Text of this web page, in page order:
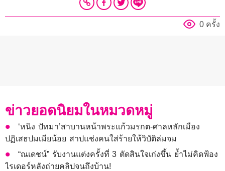
0 ครั้ง
ข่าวยอดนิยมในหมวดหมู่
‘หนิง ปัทมา’สาบานหน้าพระแก้วมรกต-ศาลหลักเมือง
ปฏิเสธปมเมียน้อย สาปแช่งคนใส่ร้ายให้วิบัติล่มจม
“ณเดชน์” รับงานแต่งครั้งที่ 3 ตัดสินใจเก่งขึ้น ย้ำไม่คิดฟ้อง
ไรเดอร์หลังถ่ายคลิปจนถึงบ้าน!